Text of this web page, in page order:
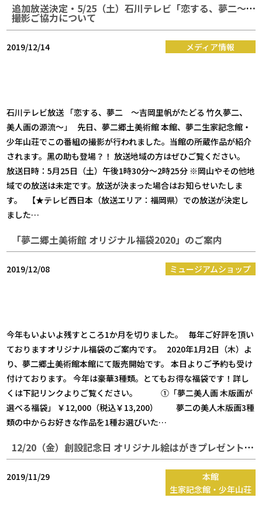
追加放送決定・5/25（土）石川テレビ「恋する、夢二～吉岡里帆がたどる 竹久夢二、美人画の源流～」
撮影ご協力について
2019/12/14 メディア情報
石川テレビ放送 「恋する、夢二 ～吉岡里帆がたどる 竹久夢二、
美人画の源流～」 先日、夢二郷土美術館 本館、夢二生家記念館・
少年山荘でこの番組の撮影が行われました。当館の所蔵作品が紹介
されます。黑の助も登場？！ 放送地域の方はぜひご覧ください。
放送日時：5月25日（土）午後1時30分～2時25分 ※岡山やその他地
域での放送は未定です。放送が決まった場合はお知らせいたしま
す。 【★テレビ西日本（放送エリア：福岡県）での放送が決定し
ました…
「夢二郷土美術館 オリジナル福袋2020」のご案内
2019/12/08 ミュージアムショップ
今年もいよいよ残すところ1か月を切りました。 毎年ご好評を頂い
ておりますオリジナル福袋のご案内です。 2020年1月2日（木）よ
り、夢二郷土美術館本館にて販売開始です。 本日よりご予約も受け
付けております。 今年は豪華3種類。とてもお得な福袋です！詳し
くは下記リンクよりご覧ください。 ①「夢二美人画 木版画が
選べる福袋」 ￥12,000（税込￥13,200） 夢二の美人木版画3種
類の中からお好きな作品を1種お選びいた…
12/20（金）創設記念日 オリジナル絵はがきプレゼントのお知らせ
2019/11/29
本館
生家記念館・少年山荘